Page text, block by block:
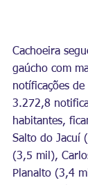
Cachoeira
gaúcho com
notíficações de
3.272,8
habitantes,
Salto do Jacuí
(3,5 mil),
Planalto (3,4